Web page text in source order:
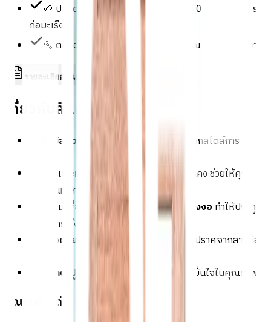
🌱 ปลอดภัยต่อสุขภาพ ด้วยการใช้กาว E0 ปราศจากสาร
ก่อมะเร็ง
🔩 ตอกตะปูเพื่อเพิ่มความแข็งแรง ให้คุณมั่นใจในคุณภาพ
รายละเอียดสินค้า
เกี่ยวกับสินค้านี้
สัมผัสความสวยงามเรียบง่าย
ที่เข้ากับทุกสไตล์การ
แรงและทนทาน
ด้วยระบบเดือยเต็มที่มั่นคง ช่วยให้คุณ
มั่นใจในทุกการใช้งาน
อบไม้เพื่อลดปัญหาการหด บวม หรือโก่งงอ ทำให้ประตู
มีอายุการใช้งานยาวนาน
ปลอดภัยต่อสุขภาพ
ด้วยการใช้กาว E0 ปราศจากสารก่อ
ตอกตะปูเพื่อเพิ่มความแข็งแรง ให้คุณมั่นใจในคุณภาพ
คุณสมบัติเด่น